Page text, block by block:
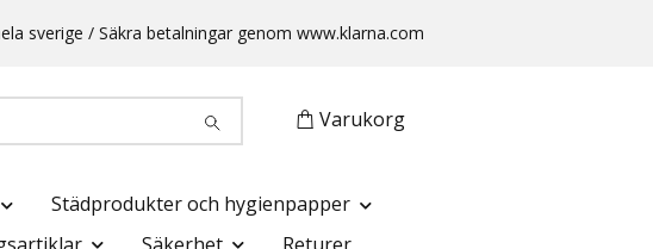
sverige / Säkra betalningar genom www.klarna.com
Varukorg
Städprodukter och hygienpapper